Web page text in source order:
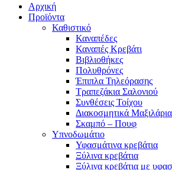
Αρχική
Προϊόντα
Καθιστικό
Καναπέδες
Καναπές Κρεβάτι
Βιβλιοθήκες
Πολυθρόνες
Έπιπλα Τηλεόρασης
Τραπεζάκια Σαλονιού
Συνθέσεις Τοίχου
Διακοσμητικά Μαξιλάρια
Σκαμπό – Πουφ
Υπνοδωμάτιο
Υφασμάτινα κρεβάτια
Ξύλινα κρεβάτια
Ξύλινα κρεβάτια με